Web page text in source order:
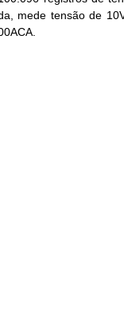
mede tensão de